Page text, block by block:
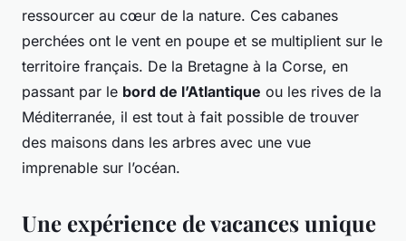
ressourcer au cœur de la nature. Ces cabanes
perchées ont le vent en poupe et se multiplient sur le
territoire français. De la Bretagne à la Corse, en
passant par le bord de l’Atlantique ou les rives de la
Méditerranée, il est tout à fait possible de trouver
des maisons dans les arbres avec une vue
imprenable sur l’océan.
Une expérience de vacances unique